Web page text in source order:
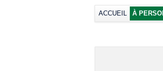
ACCUEIL À